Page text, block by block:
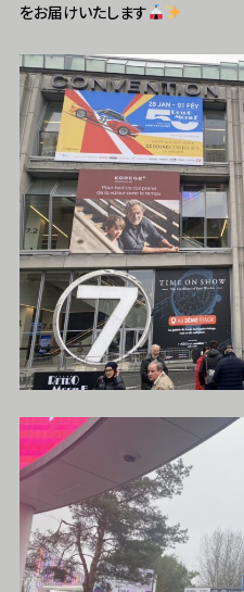
をお届けいたします